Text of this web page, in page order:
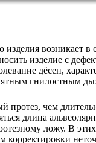
изделия возникает
изделие с
дёсен,
гнилостным
чем
длина
ложу. В
корректировки